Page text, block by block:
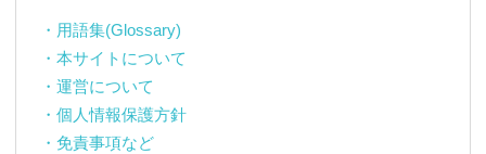
・用語集(Glossary)
・本サイトについて
・運営について
・個人情報保護方針
・免責事項など